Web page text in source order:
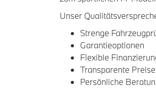
Unser
Strenge
Garantieoptionen
Flexible
Transparente Preise
Persönliche